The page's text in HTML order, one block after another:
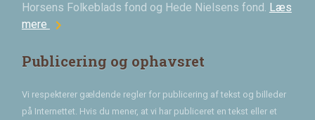
Horsens Folkeblads fond og Hede Nielsens fond. Læs
mere chevron_right
Publicering og ophavsret
Vi respekterer gældende regler for publicering af tekst og billeder
på Internettet. Hvis du mener, at vi har publiceret en tekst eller et